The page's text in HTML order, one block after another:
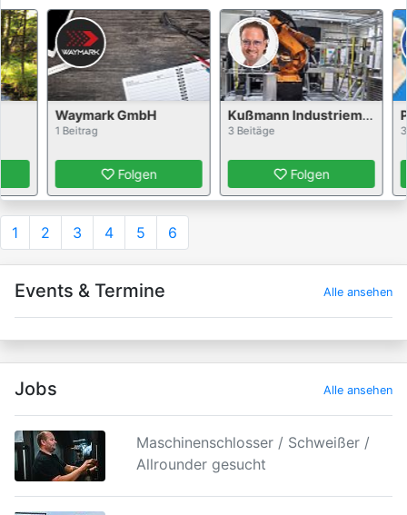
Waymark GmbH
1 Beitrag
Folgen
Kußmann Industriemontagen GmbH
3 Beitäge
Folgen
1 2 3 4 5 6
Events & Termine Alle ansehen
Jobs Alle ansehen
Maschinenschlosser / Schweißer /
Allrounder gesucht